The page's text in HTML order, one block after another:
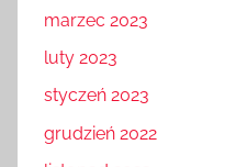
marzec 2023
luty 2023
styczeń 2023
grudzień 2022